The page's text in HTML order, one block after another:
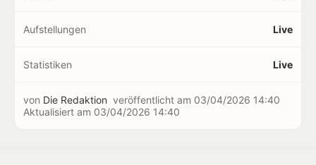
Aufstellungen Live
Statistiken Live
von Die Redaktion veröffentlicht am 03/04/2026 14:40
Aktualisiert am 03/04/2026 14:40